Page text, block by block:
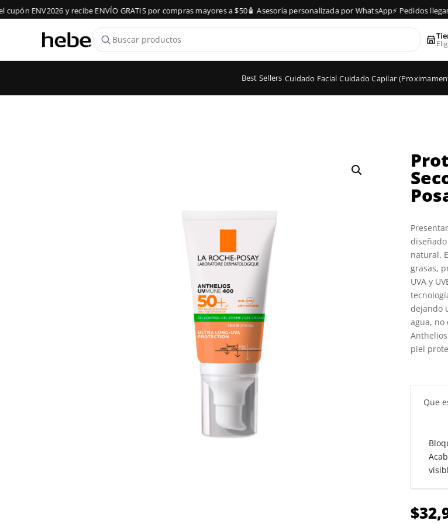
ENV2026 y recibe ENVÍO GRATIS por compras mayores a $50🧴 Asesoría personalizada por WhatsApp⚡ Pedidos llegan
Best Sellers Cuidado Facial Cuidado Capilar
natural.
grasas,
UVA y
dejando
agua, no
piel
Que
$